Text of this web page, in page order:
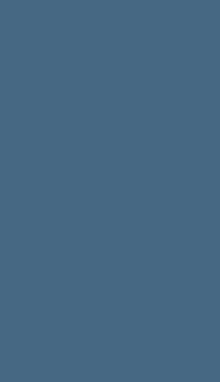
ant
pavojų
ES
rodo,